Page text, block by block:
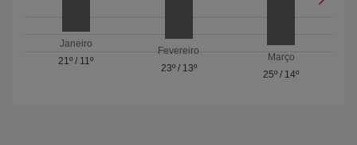
Janeiro
21º / 11º
Fevereiro
23º/ 13º
Março
25º / 14º